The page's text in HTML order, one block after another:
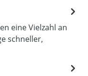
eine Vielzahl an
schneller,